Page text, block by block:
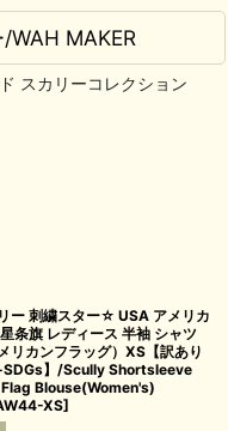
WAH MAKER
スカリーコレクション
ー 刺繍スター☆ USA アメリカ
条旗 レディース 半袖 シャツ
メリカンフラッグ）XS【訳あり
SDGs】/Scully Shortsleeve
Blouse(Women's)
XS]